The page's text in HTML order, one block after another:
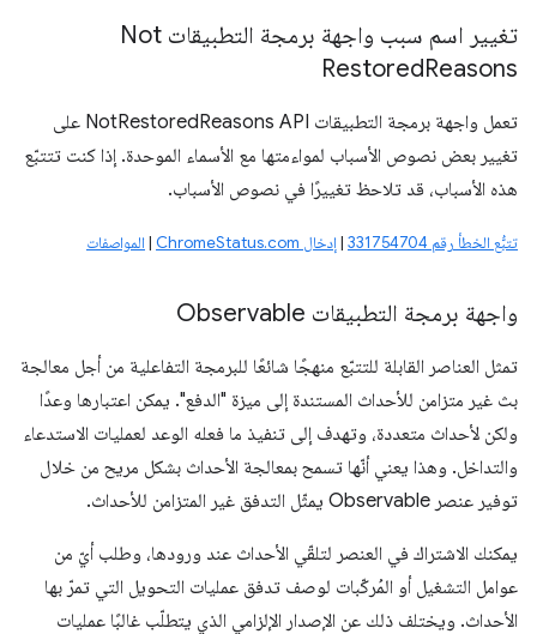
تغيير اسم سبب واجهة برمجة التطبيقات Not
RestoredReasons
تعمل واجهة برمجة التطبيقات NotRestoredReasons API على
تغيير بعض نصوص الأسباب لمواءمتها مع الأسماء الموحدة. إذا كنت تتتبّع
هذه الأسباب، قد تلاحظ تغييرًا في نصوص الأسباب.
تتبُّع الخطأ رقم 331754704 |إدخال ChromeStatus.com |المواصفات
واجهة برمجة التطبيقات Observable
تمثل العناصر القابلة للتتبّع منهجًا شائعًا للبرمجة التفاعلية من أجل معالجة
بث غير متزامن للأحداث المستندة إلى ميزة "الدفع". يمكن اعتبارها وعدًا
ولكن لأحداث متعددة، وتهدف إلى تنفيذ ما فعله الوعد لعمليات الاستدعاء
والتداخل. وهذا يعني أنّها تسمح بمعالجة الأحداث بشكل مريح من خلال
توفير عنصر Observable يمثّل التدفق غير المتزامن للأحداث.
يمكنك الاشتراك في العنصر لتلقّي الأحداث عند ورودها، وطلب أيّ من
عوامل التشغيل أو المُركّبات لوصف تدفق عمليات التحويل التي تمرّ بها
الأحداث. ويختلف ذلك عن الإصدار الإلزامي الذي يتطلّب غالبًا عمليات